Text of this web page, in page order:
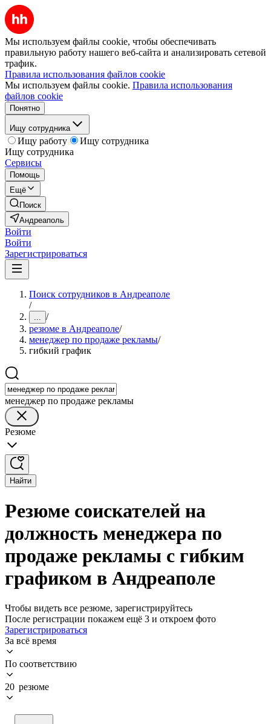
Мы используем файлы cookie, чтобы обеспечивать
правильную работу нашего веб-сайта и анализировать сетевой
трафик.
Правила использования файлов cookie
Мы используем файлы cookie. Правила использования
файлов cookie
Понятно
Ищу сотрудника
Ищу работу
Ищу сотрудника
Ищу сотрудника
Сервисы
Помощь
Ещё
Поиск
Андреаполь
Войти
Войти
Зарегистрироваться
Поиск сотрудников в Андреаполе
/
... /
резюме в Андреаполе/
менеджер по продаже рекламы/
гибкий график
менеджер по продаже рекламы
Резюме
Найти
Резюме соискателей на
должность менеджера по
продаже рекламы с гибким
графиком в Андреаполе
Чтобы видеть все резюме, зарегистрируйтесь
После регистрации покажем ещё 3 и откроем фото
Зарегистрироваться
За всё время
По соответствию
20 резюме